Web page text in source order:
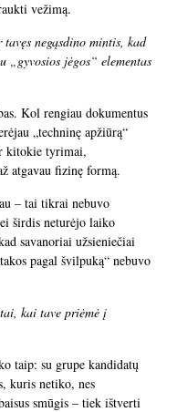
vežimą.
negąsdino mintis, kad
„gyvosios jėgos“ elementas
Kol rengiau dokumentus
„techninę apžiūrą“
kitokie tyrimai,
atgavau fizinę formą.
– tai tikrai nebuvo
širdis neturėjo laiko
savanoriai užsieniečiai
pagal švilpuką“ nebuvo
kai tave priėmė į
taip: su grupe kandidatų
kuris netiko, nes
smūgis – tiek ištverti